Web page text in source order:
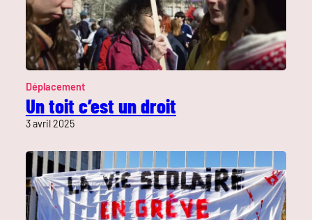
Déplacement
Un toit c’est un droit
3 avril 2025